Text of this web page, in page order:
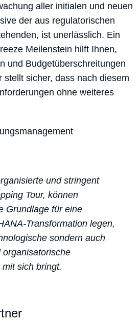
aller initialen und neuen
der aus regulatorischen
ist unerlässlich. Ein
Meilenstein hilft Ihnen,
und Budgetüberschreitungen
stellt sicher, dass nach diesem
ohne weiteres
und stringent
Tour, können
Grundlage für eine
Transformation legen,
sondern auch
sich bringt.